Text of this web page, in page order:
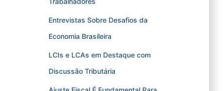
Entrevistas Sobre Desafios da
Economia Brasileira
LCIs e LCAs em Destaque com
Discussão Tributária